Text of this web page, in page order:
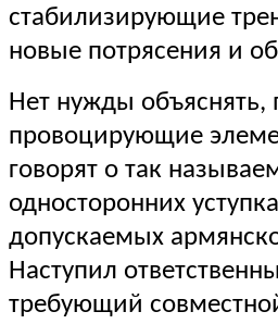
стабилизирующие
новые потрясения и
Нет нужды объяснять,
провоцирующие
говорят о так
односторонних
допускаемых
Наступил
требующий